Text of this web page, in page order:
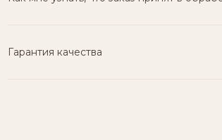
Гарантия качества